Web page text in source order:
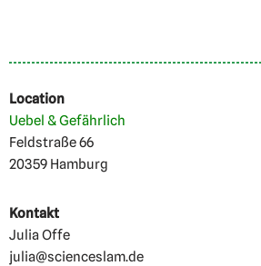
Location
Uebel & Gefährlich
Feldstraße 66
20359 Hamburg
Kontakt
Julia Offe
julia@scienceslam.de